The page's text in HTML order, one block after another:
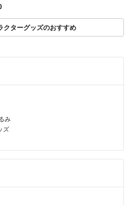
き
クターグッズのおすすめ
み
ズ